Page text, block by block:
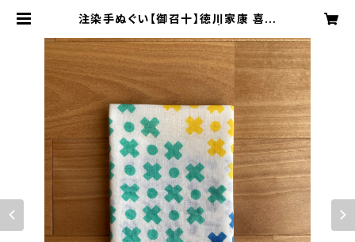
注染手ぬぐい【御召十】徳川家康 喜多